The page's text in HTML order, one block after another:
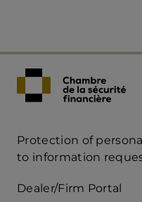
Acces
mobile
Protection of
to information
Dealer/Firm Portal